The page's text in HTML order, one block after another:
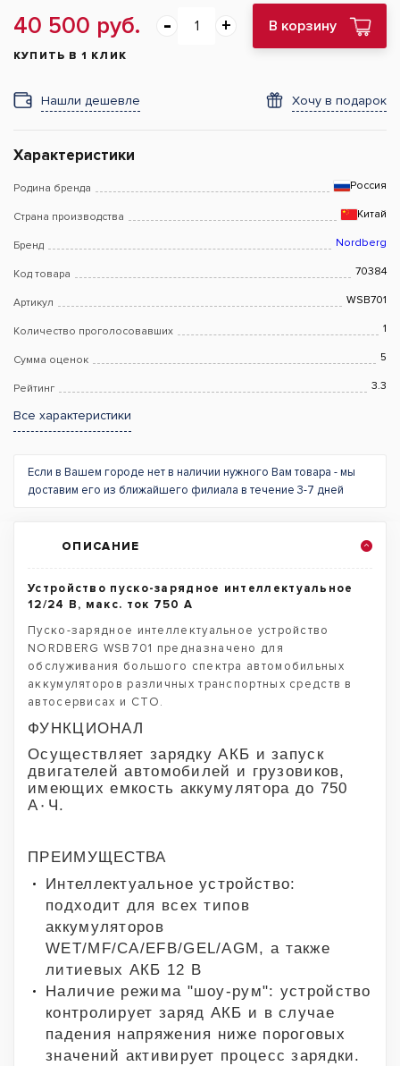
40 500 руб. В корзину
КУПИТЬ В 1 КЛИК
Нашли дешевле Хочу в подарок
Характеристики
Родина бренда Россия
Страна производства Китай
Бренд Nordberg
Код товара 70384
Артикул WSB701
Количество проголосовавших 1
Сумма оценок 5
Рейтинг 3.3
Все характеристики
Если в Вашем городе нет в наличии нужного Вам товара - мы
доставим его из ближайшего филиала в течение 3-7 дней
ОПИСАНИЕ
Устройство пуско-зарядное интеллектуальное
12/24 В, макс. ток 750 A
Пуско-зарядное интеллектуальное устройство
NORDBERG WSB701 предназначено для
обслуживания большого спектра автомобильных
аккумуляторов различных транспортных средств в
автосервисах и СТО.
ФУНКЦИОНАЛ
Осуществляет зарядку АКБ и запуск
двигателей автомобилей и грузовиков,
имеющих емкость аккумулятора до 750
А٠Ч.
ПРЕИМУЩЕСТВА
Интеллектуальное устройство:
подходит для всех типов
аккумуляторов
WET/MF/CA/EFB/GEL/AGM, а также
литиевых АКБ 12 В
Наличие режима "шоу-рум": устройство
контролирует заряд АКБ и в случае
падения напряжения ниже пороговых
значений активирует процесс зарядки.